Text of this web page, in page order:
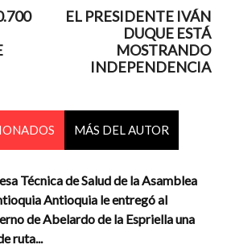
EL PRESIDENTE IVÁN
DUQUE ESTÁ
MOSTRANDO
INDEPENDENCIA
MÁS DEL AUTOR
Técnica de Salud de la Asamblea
Antioquia le entregó al
de Abelardo de la Espriella una
ruta...